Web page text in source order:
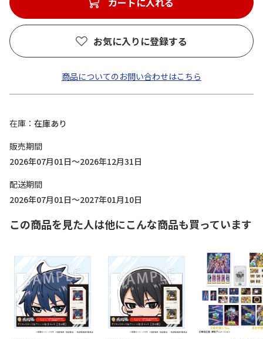
お気に入りに登録する
商品についてのお問い合わせはこちら
在庫
在庫あり
販売期間
2026年07月01日～2026年12月31日
配送期間
2026年07月01日～2027年01月10日
この商品を見た人は他にこんな商品も買っています